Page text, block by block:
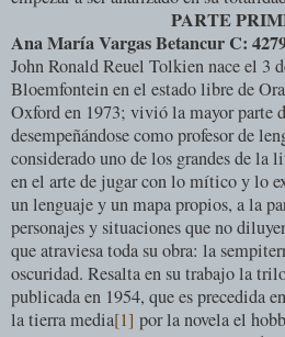
PARTE
Ana María Vargas Betancur C:
John Ronald Reuel Tolkien nace el 3
Bloemfontein en el estado libre de
Oxford en 1973; vivió la mayor parte
desempeñándose como profesor de
considerado uno de los grandes de la
en el arte de jugar con lo mítico y lo
un lenguaje y un mapa propios, a la
personajes y situaciones que no
que atraviesa toda su obra: la
oscuridad. Resalta en su trabajo la
publicada en 1954, que es precedida
la tierra media[1] por la novela el